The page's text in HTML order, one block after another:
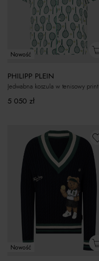
Nowość
PHILIPP PLEIN
Jedwabna koszula w tenisowy print
5 050 zł
Nowość